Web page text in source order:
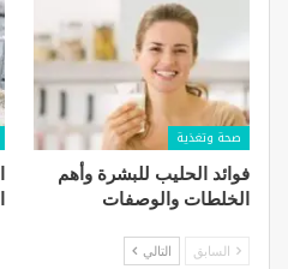
صحة وتغذية
فوائد الحليب للبشرة​ وأهم
الخلطات والوصفات
السابق التالي